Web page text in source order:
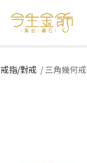
戒指/對戒 / 三角幾何戒